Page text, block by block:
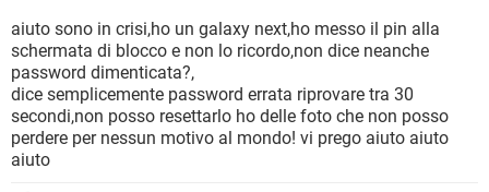
HARDWARE
TIKTOK FACEBOOK
HARDWARE
aiuto sono in crisi,ho un galaxy next,ho messo il pin alla
schermata di blocco e non lo ricordo,non dice neanche
password dimenticata?,
dice semplicemente password errata riprovare tra 30
secondi,non posso resettarlo ho delle foto che non posso
perdere per nessun motivo al mondo! vi prego aiuto aiuto
aiuto